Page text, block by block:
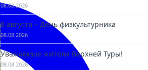
08.08.2026
8 августа – День физкультурника
08.08.2026
Уважаемые жители Верхней Туры!
08.08.2026